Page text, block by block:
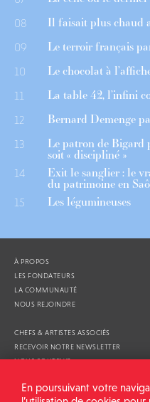
08 Il faisait plus chaud
09 Le terroir français
10 Le chocolat à
11 La table 42, l’infini
12 Bernard Demenge
13 Le patron de Bigard
soit « discipliné »
14 Exit le sanglier : le
du patrimoine en
15 Les légumineuses
À PROPOS
LES FONDATEURS
LA COMMUNAUTÉ
NOUS REJOINDRE
CHEFS & ARTISTES ASSOCIÉS
RECEVOIR NOTRE NEWSLETTER
NOUS SOUTENIR
En poursuivant votre